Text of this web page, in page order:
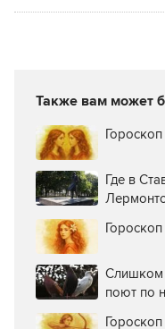
Также вам может
Где в
Слишком
поют по